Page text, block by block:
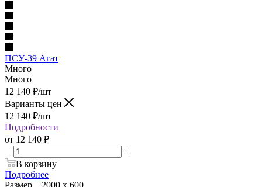
ПСУ-39 Агат
Много
Много
12 140 ₽/шт
Варианты цен
12 140 ₽/шт
Подробности
от 12 140 ₽
В корзину
Подробнее
Размер—2000 х 600